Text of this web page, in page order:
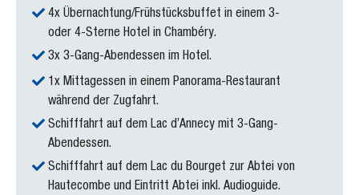
4x Übernachtung/Frühstücksbuffet in einem 3-
oder 4-Sterne Hotel in Chambéry.
3x 3-Gang-Abendessen im Hotel.
1x Mittagessen in einem Panorama-Restaurant
während der Zugfahrt.
Schifffahrt auf dem Lac d’Annecy mit 3-Gang-
Abendessen.
Schifffahrt auf dem Lac du Bourget zur Abtei von
Hautecombe und Eintritt Abtei inkl. Audioguide.